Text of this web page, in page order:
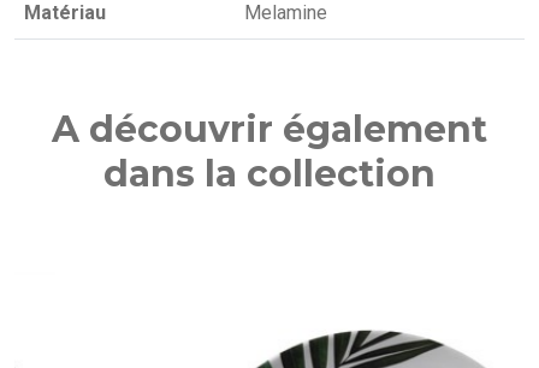
Matériau Melamine
A découvrir également
dans la collection